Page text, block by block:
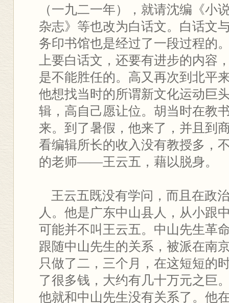
（一九二一年），就请沈编《小
杂志》等也改为白话文。白话文
务印书馆也是经过了一段过程的
上要白话文，还要有进步的内容
是不能胜任的。高又再次到北平
他想找当时的所谓新文化运动巨
辑，高自己愿让位。胡当时在教
来。到了暑假，他来了，并且到
看编辑所长的收入没有教授多，
的老师——王云五，藉以脱身。
王云五既没有学问，而且在政
人。他是广东中山县人，从小跟
可能并不叫王云五。中山先生革
跟随中山先生的关系，被派在南
只做了二，三个月，在这短短的
了很多钱，大约有几十万元之巨
他就和中山先生没有关系了。他